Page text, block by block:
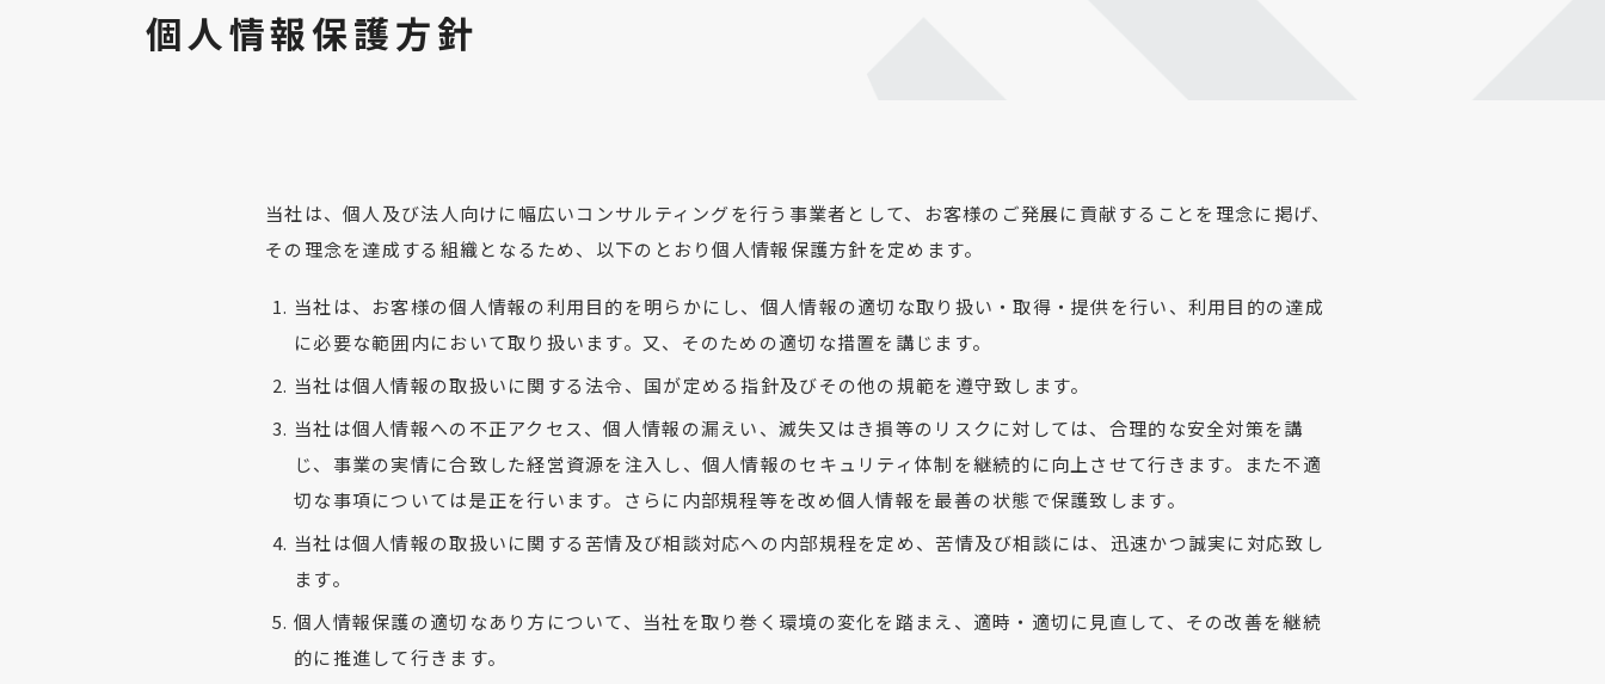
個人情報保護方針
当社は、個人及び法人向けに幅広いコンサルティングを行う事業者として、お客様のご発展に貢献することを理念に掲げ、
その理念を達成する組織となるため、以下のとおり個人情報保護方針を定めます。
当社は、お客様の個人情報の利用目的を明らかにし、個人情報の適切な取り扱い・取得・提供を行い、利用目的の達成
に必要な範囲内において取り扱います。又、そのための適切な措置を講じます。
当社は個人情報の取扱いに関する法令、国が定める指針及びその他の規範を遵守致します。
当社は個人情報への不正アクセス、個人情報の漏えい、滅失又はき損等のリスクに対しては、合理的な安全対策を講
じ、事業の実情に合致した経営資源を注入し、個人情報のセキュリティ体制を継続的に向上させて行きます。また不適
切な事項については是正を行います。さらに内部規程等を改め個人情報を最善の状態で保護致します。
当社は個人情報の取扱いに関する苦情及び相談対応への内部規程を定め、苦情及び相談には、迅速かつ誠実に対応致し
ます。
個人情報保護の適切なあり方について、当社を取り巻く環境の変化を踏まえ、適時・適切に見直して、その改善を継続
的に推進して行きます。